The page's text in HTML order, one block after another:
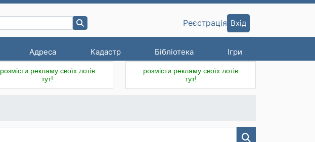
Адреса Кадастр Бібліотека Ігри
Реєстрація Вхід
розмісти рекламу своїх лотів
тут!
розмісти рекламу своїх лотів
тут!